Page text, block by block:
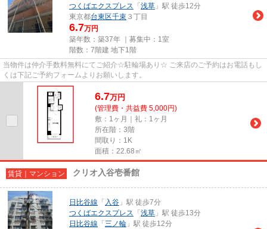
つくばエクスプレス 「 浅草 」駅 徒歩12分
東京都台東区千束 ３丁目
6.7万円
築年数：築37年 ｜募集中： 1室
階数：7階建 地下1階
当物件は仲介手数料無料にてご紹介☆駐輪場あり☆ ご来店のご予約はお電話もし
くは下記ご予約フォームよりお願いします。
6.7万円
(管理費・共益費 5,000円)
敷：1ヶ月｜礼：1ヶ月
所在階：3階
間取り：1K
面積：22.68㎡
賃貸｜マンション クリオ入谷壱番館
日比谷線 「 入谷 」駅 徒歩7分
つくばエクスプレス 「 浅草 」駅 徒歩13分
日比谷線 「 三ノ輪 」駅 徒歩12分